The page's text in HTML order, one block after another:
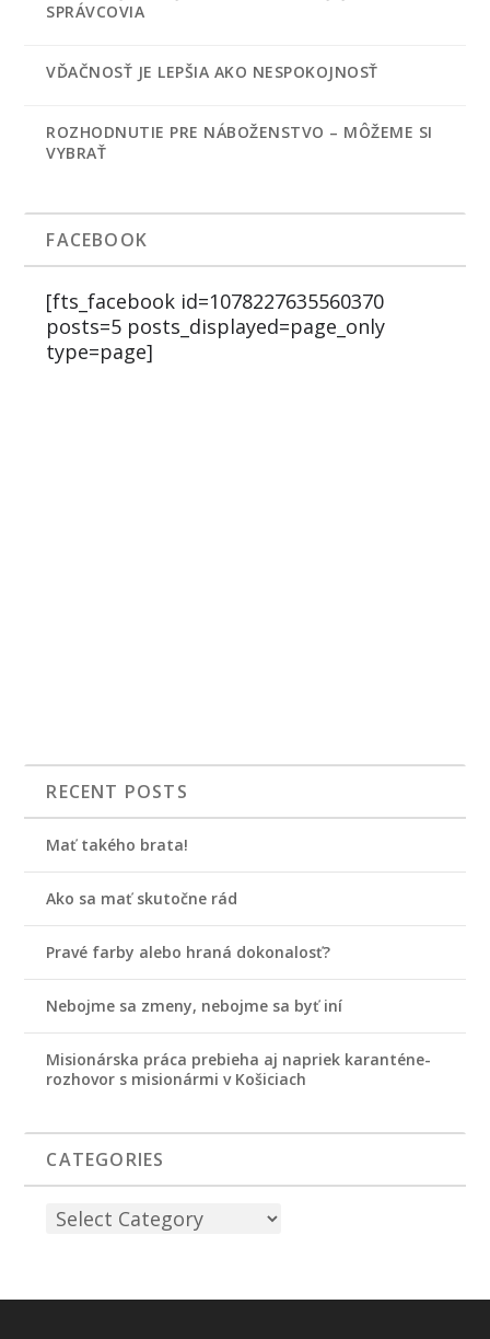
SPRÁVCOVIA
VĎAČNOSŤ JE LEPŠIA AKO NESPOKOJNOSŤ
ROZHODNUTIE PRE NÁBOŽENSTVO – MÔŽEME SI
VYBRAŤ
FACEBOOK
[fts_facebook id=1078227635560370
posts=5 posts_displayed=page_only
type=page]
RECENT POSTS
Mať takého brata!
Ako sa mať skutočne rád
Pravé farby alebo hraná dokonalosť?
Nebojme sa zmeny, nebojme sa byť iní
Misionárska práca prebieha aj napriek karanténe-
rozhovor s misionármi v Košiciach
CATEGORIES